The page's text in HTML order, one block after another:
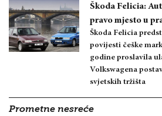
Škoda Felicia:
pravo mjesto u
Škoda Felicia
povijesti češke
godine proslavila
Volkswagena
svjetskih tržišta
Prometne nesreće